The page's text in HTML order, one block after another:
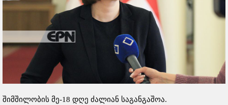
შიმშილობის მე-18 დღე ძალიან საგანგაშოა.